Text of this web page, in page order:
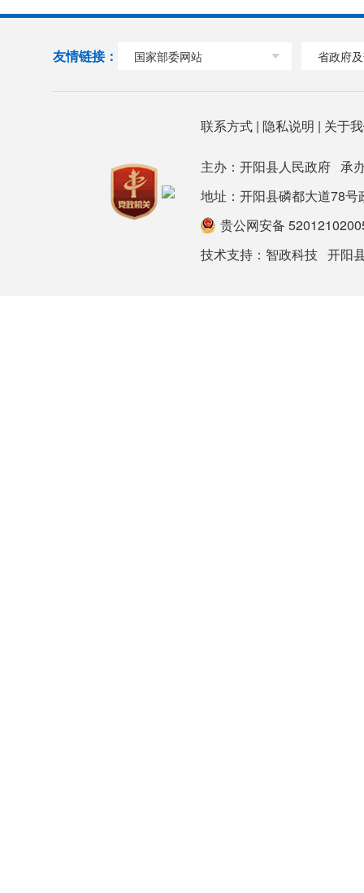
友情链接： 国家部委网站 省政府
联系方式 | 隐私说明 | 关于
主办：开阳县人民政府 承
地址：开阳县磷都大道78
贵公网安备
技术支持： 智政科技 开阳